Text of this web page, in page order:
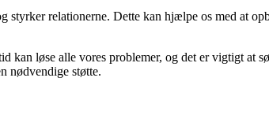
relationerne. Dette kan hjælpe os med at
løse alle vores problemer, og det er vigtigt at
nødvendige støtte.